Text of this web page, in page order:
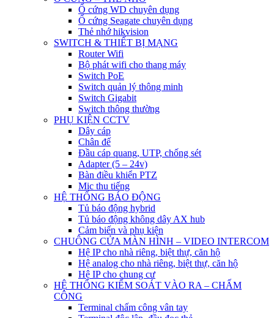
Ổ cứng WD chuyên dụng
Ổ cứng Seagate chuyên dụng
Thẻ nhớ hikvision
SWITCH & THIẾT BỊ MẠNG
Router Wifi
Bộ phát wifi cho thang máy
Switch PoE
Switch quản lý thông minh
Switch Gigabit
Switch thông thường
PHỤ KIỆN CCTV
Dây cáp
Chân đế
Đầu cáp quang, UTP, chống sét
Adapter (5 – 24v)
Bàn điều khiển PTZ
Mic thu tiếng
HỆ THỐNG BÁO ĐỘNG
Tủ báo động hybrid
Tủ báo động không dây AX hub
Cảm biến và phụ kiện
CHUÔNG CỬA MÀN HÌNH – VIDEO INTERCOM
Hệ IP cho nhà riêng, biệt thự, căn hộ
Hệ analog cho nhà riêng, biệt thự, căn hộ
Hệ IP cho chung cư
HỆ THỐNG KIỂM SOÁT VÀO RA – CHẤM
CÔNG
Terminal chấm công vân tay